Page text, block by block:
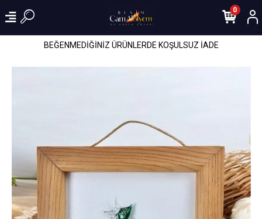
BEĞENMEDİĞİNİZ ÜRÜNLERDE KOŞULSUZ İADE
0